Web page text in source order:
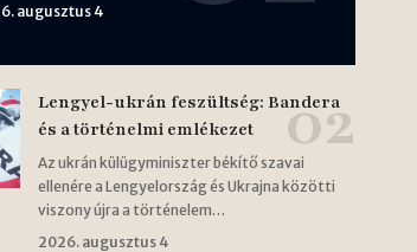
augusztus 4
Lengyel-ukrán feszültség: Bandera
és a történelmi emlékezet
Az ukrán külügyminiszter békítő szavai
ellenére a Lengyelország és Ukrajna közötti
viszony újra a történelem…
2026. augusztus 4